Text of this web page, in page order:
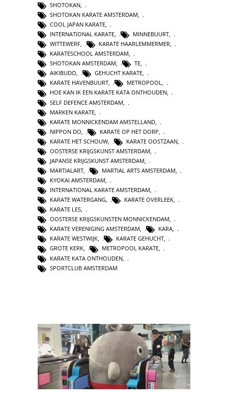
SHOTOKAN
SHOTOKAN KARATE AMSTERDAM
COOL JAPAN KARATE,
INTERNATIONAL KARATE, MINNEBUURT,
WITTEWERF, KARATE HAARLEMMERMER,
KARATESCHOOL AMSTERDAM,
SHOTOKAN AMSTERDAM, TE,
AIKIBUDO, GEHUCHT KARATE,
KARATE HAVENBUURT, METROPOOL,
HOE KAN IK EEN KARATE KATA ONTHOUDEN,
SELF DEFENCE AMSTERDAM
MARKEN KARATE
KARATE MONNICKENDAM AMSTELLAND
NIPPON DO
KARATE OP HET DORP
KARATE HET SCHOUW
KARATE OOSTZAAN
OOSTERSE KRIJGSKUNST AMSTERDAM
JAPANSE KRIJGSKUNST AMSTERDAM
MARTIALART
MARTIAL ARTS AMSTERDAM
KYOKAI AMSTERDAM,
INTERNATIONAL KARATE AMSTERDAM,
KARATE WATERGANG, KARATE OVERLEEK,
KARATE LES,
OOSTERSE KRIJGSKUNSTEN MONNICKENDAM,
KARATE VERENIGING AMSTERDAM, KARA,
KARATE WESTWIJK, KARATE GEHUCHT,
GROTE KERK, METROPOOL KARATE,
KARATE KATA ONTHOUDEN
SPORTCLUB AMSTERDAM